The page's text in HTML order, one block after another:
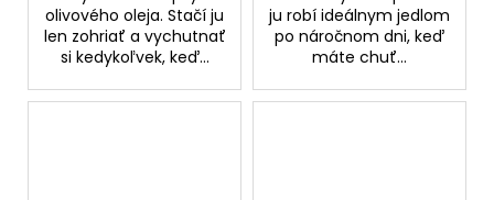
olivového oleja. Stačí ju
len zohriať a vychutnať
si kedykoľvek, keď...
ju robí ideálnym jedlom
po náročnom dni, keď
máte chuť...